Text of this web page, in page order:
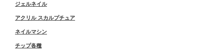
ジェルネイル
アクリル スカルプチュア
ネイルマシン
チップ各種